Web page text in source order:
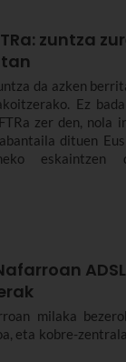
zuntza
da azken
Ez
zer den, nola
dituen
eskaintzen
milaka
eta kobre-